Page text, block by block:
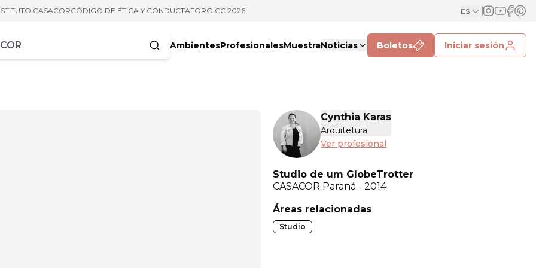
CASACORCÓDIGO DE ÉTICA Y CONDUCTAFORO CC 2026 ES
AmbientesProfesionalesMuestraNoticias Boletos Iniciar sesión
Cynthia Karas
Arquitetura
Ver profesional
Studio de um GlobeTrotter
CASACOR Paraná - 2014
Áreas relacionadas
Studio